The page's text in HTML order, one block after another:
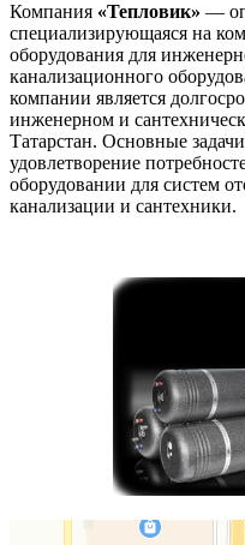
Компания «Тепловик» —
специализирующаяся на
оборудования для
канализационного
компании является
инженерном и
Татарстан. Основные
удовлетворение
оборудовании для систем
канализации и сантехники.